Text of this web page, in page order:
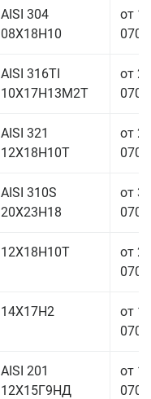
AISI 304
08Х18Н10
от
AISI 316TI
10Х17Н13М2Т
от
AISI 321
12Х18Н10Т
от
AISI 310S
20Х23Н18
от
12Х18Н10Т
от
14Х17Н2
от
AISI 201
12Х15Г9НД
от